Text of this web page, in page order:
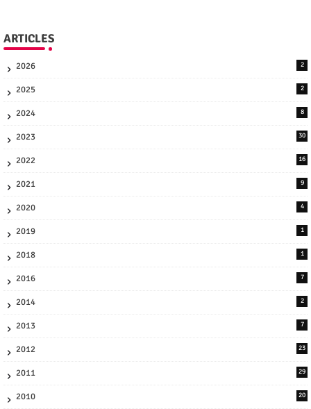
ARTICLES
2026 2
2025 2
2024 8
2023 30
2022 16
2021 9
2020 4
2019 1
2018 1
2016 7
2014 2
2013 7
2012 23
2011 29
2010 20